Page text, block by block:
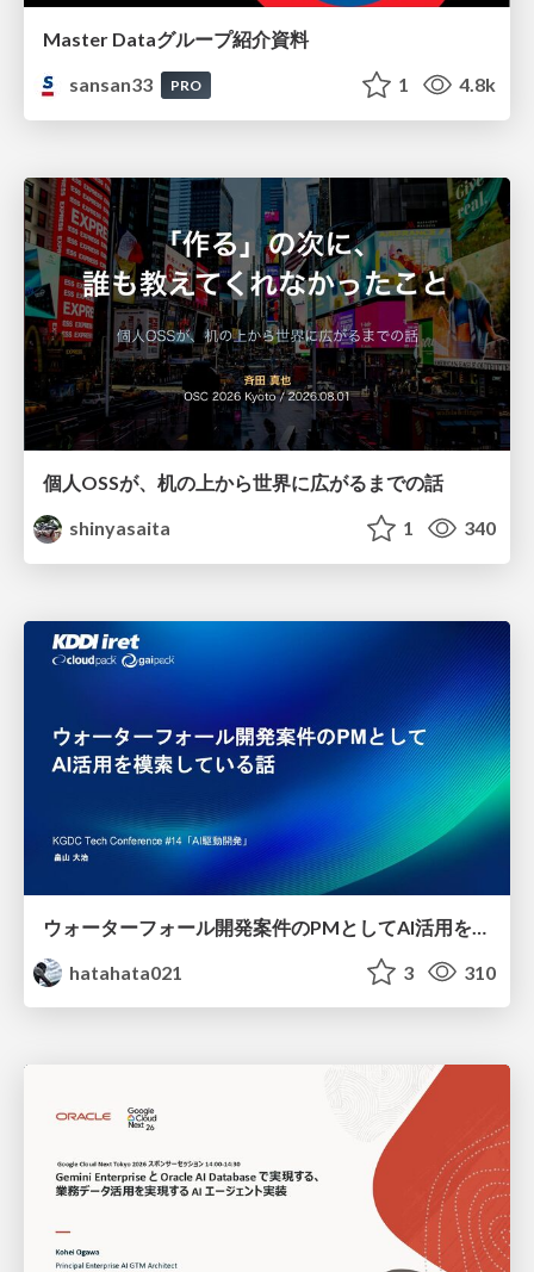
Master Dataグループ紹介資料
sansan33
PRO 1 4.8k
個人OSSが、机の上から世界に広がるまでの話
shinyasaita
1 340
hatahata021
3 310